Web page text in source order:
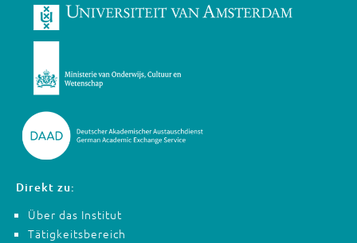
Direkt zu:
Über das Institut
Tätigkeitsbereich